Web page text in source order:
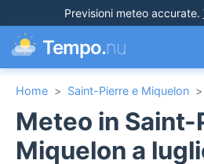
Previsioni meteo accurate.
Tempo.nu
Home > Saint-Pierre e Miquelon >
Meteo in Saint-
Miquelon a